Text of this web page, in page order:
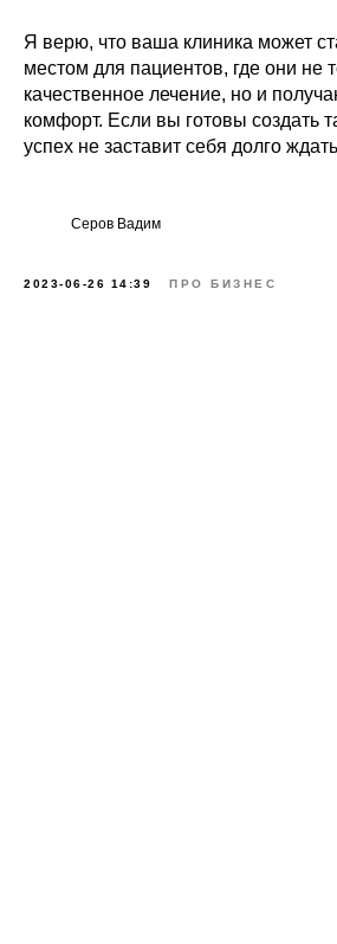
Я верю, что ваша клиника может
местом для пациентов, где они не
качественное лечение, но и
комфорт. Если вы готовы создать
успех не заставит себя долго
Серов Вадим
2023-06-26 14:39 ПРО БИЗНЕС